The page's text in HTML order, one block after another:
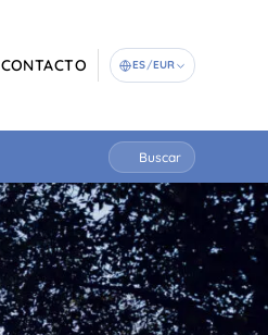
CONTACTO ES/EUR
Buscar